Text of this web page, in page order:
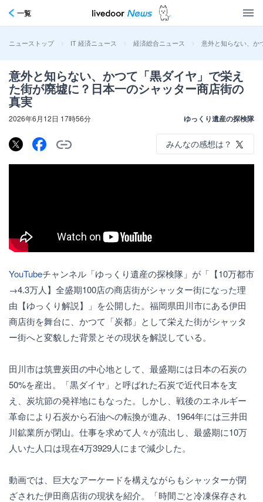
一覧
ニューストップ > IT 経済ニュース > 経済総合ニュース > 意外と知らない、か
意外と知らない、かつて「黒ダイヤ」で栄え
た街が廃墟に？日本一のシャッター商店街の
真実
2026年6月12日 17時56分 ゆっくり遺産の探検隊
みんなの感想は？
YouTubeチャンネル「ゆっくり遺産の探検隊」が「【10万都市
→4.3万人】全盛期100店の商店街がシャッター街になった理
由【ゆっくり解説】」を公開した。福岡県田川市にある伊田
商店街を舞台に、かつて「炭都」として栄えた街がシャッタ
ー街へと変貌した背景とその現状を解説している。
田川市は筑豊炭田の中心地として、最盛期には日本の石炭の
50%を産出。「黒ダイヤ」と呼ばれた石炭で近代日本を支
え、炭坑節の発祥地にもなった。しかし、戦後のエネルギー
革命により石炭から石油への転換が進み、1964年には三井田
川鉱業所が閉山。仕事を求めて人々が流出し、最盛期に10万
人いた人口は現在4万3929人にまで減少した。
動画では、巨大なアーケードを構えながらもシャッターが閉
ざされた伊田商店街の現状を紹介。「時間ごと冷凍保存され